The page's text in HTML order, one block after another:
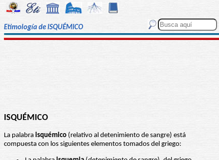
Etimología de ISQUÉMICO
ISQUÉMICO
La palabra isquémico (relativo al detenimiento de sangre) está
compuesta con los siguientes elementos tomados del griego: